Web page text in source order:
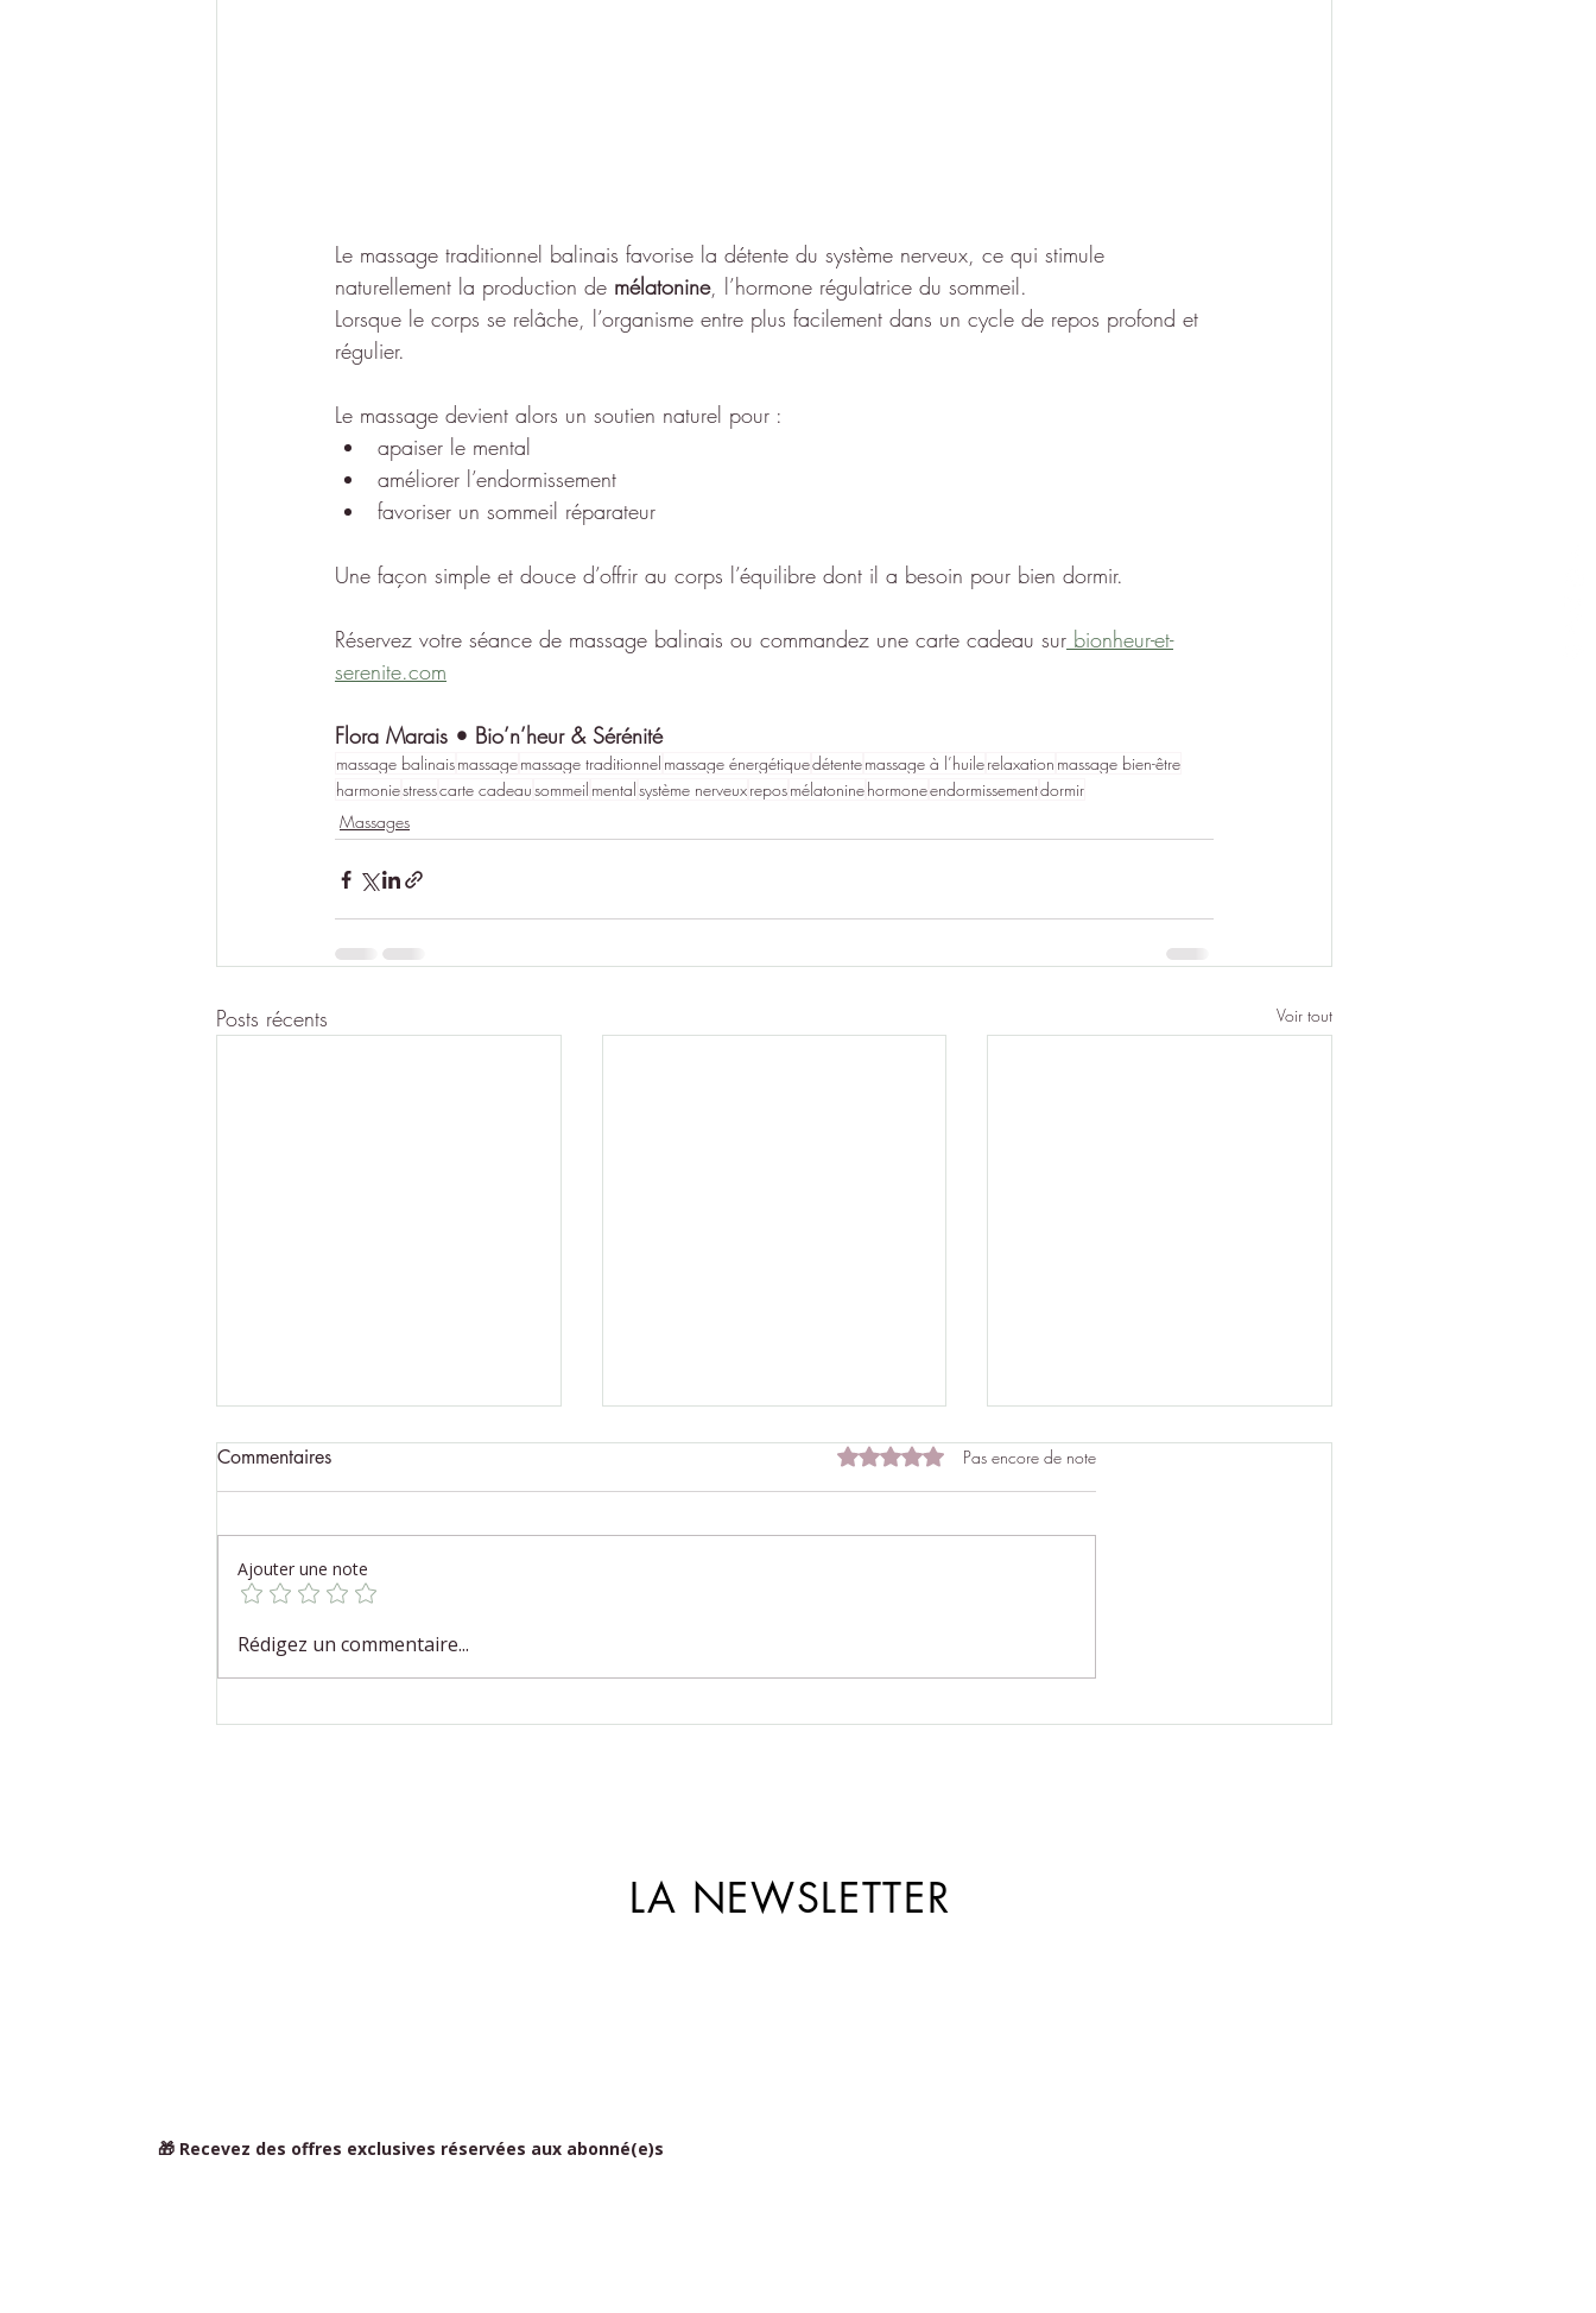
Le massage traditionnel balinais favorise la détente du système nerveux, ce qui stimule
naturellement la production de mélatonine, l’hormone régulatrice du sommeil.
Lorsque le corps se relâche, l’organisme entre plus facilement dans un cycle de repos profond et
régulier.
Le massage devient alors un soutien naturel pour :
apaiser le mental
améliorer l’endormissement
favoriser un sommeil réparateur
Une façon simple et douce d’offrir au corps l’équilibre dont il a besoin pour bien dormir.
Réservez votre séance de massage balinais ou commandez une carte cadeau sur bionheur-et-
serenite.com
Flora Marais • Bio’n’heur & Sérénité
massage balinaismassagemassage traditionnel massage énergétiquedétentemassage à l’huilerelaxation massage bien-être
harmoniestresscarte cadeausommeil mentalsystème nerveuxreposmélatoninehormoneendormissementdormir
Massages
Posts récents Voir tout
Pijat Bali, douceur et équilibre
pour l’automne
sommeil paisible en apaisant
du massage balinais
Commentaires Noté 0 étoile sur 5.Pas encore de note
Ajouter une note
Rédigez un commentaire...
🎁 Recevez des offres exclusives réservées aux abonné(e)s
LA NEWSLETTER